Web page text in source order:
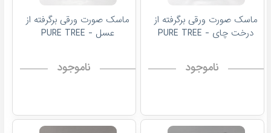
ماسک صورت ورقی برگرفته از
درخت چای - PURE TREE
ناموجود
ماسک صورت ورقی برگرفته از
عسل - PURE TREE
ناموجود